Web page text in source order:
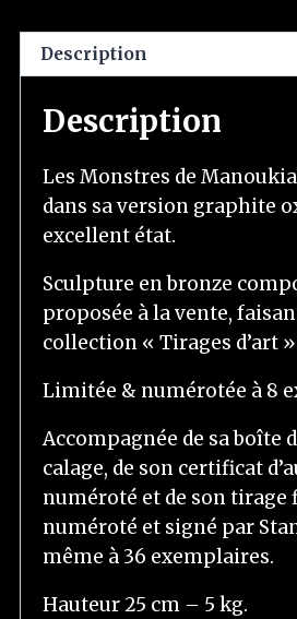
Description
Description
Les Monstres de
dans sa version graphite
excellent état.
Sculpture en bronze
proposée à la vente,
collection « Tirages d’art
Limitée & numérotée à 8
Accompagnée de sa boîte
calage, de son certificat
numéroté et de son tirage
numéroté et signé par
même à 36 exemplaires.
Hauteur 25 cm – 5 kg.